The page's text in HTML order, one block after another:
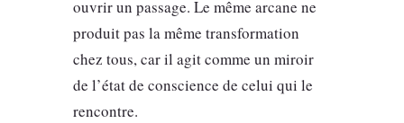
ouvrir un passage. Le même arcane ne
produit pas la même transformation
chez tous, car il agit comme un miroir
de l’état de conscience de celui qui le
rencontre.